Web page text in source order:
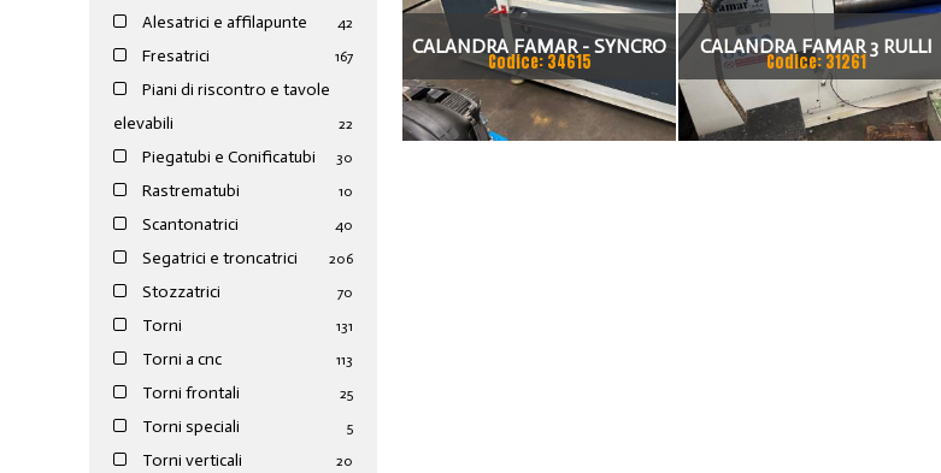
Alesatrici e affilapunte 42
Fresatrici 167
Piani di riscontro e tavole
elevabili
22
Piegatubi e Conificatubi 30
Rastrematubi 10
Scantonatrici 40
Segatrici e troncatrici 206
Stozzatrici 70
Torni 131
Torni a cnc 113
Torni frontali 25
Torni speciali 5
Torni verticali 20
CALANDRA FAMAR - SYNCRO
Codice: 34615
CALANDRA FAMAR 3 RULLI
CON PROLUGHE
PIEGAPROFILATI ANNO 1998
Codice: 31261